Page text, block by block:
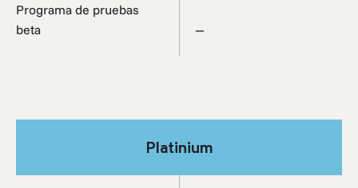
Programa de pruebas
beta
Platinium